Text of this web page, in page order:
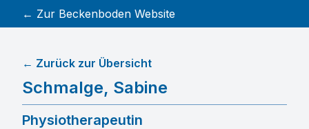
← Zur Beckenboden Website
Schmalge, Sabine
← Zurück zur Übersicht
Physiotherapeutin